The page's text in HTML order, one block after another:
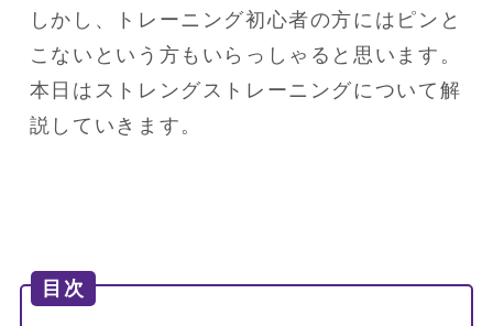
しかし、トレーニング初心者の方にはピンと
こないという方もいらっしゃると思います。
本日はストレングストレーニングについて解
説していきます。
目次